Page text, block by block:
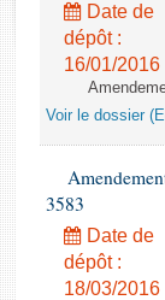
Rapports sur
Baromètre de
Dossiers
Budget et
Questions
Comptes
Date de
dépôt :
16/01/2016
Voir le dossier
3583
Date de
dépôt :
18/03/2016